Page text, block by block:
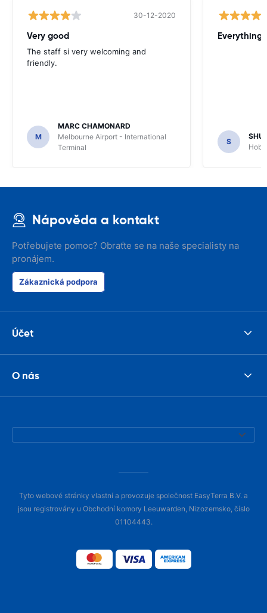
30-12-2020
Very good
The staff si very welcoming and
friendly.
M
MARC CHAMONARD
Melbourne Airport - International
Terminal
Everything
S
Nápověda a kontakt
Potřebujete pomoc? Obraťte se na naše specialisty na
pronájem.
Zákaznická podpora
Účet
O nás
Tyto webové stránky vlastní a provozuje společnost EasyTerra B.V. a
jsou registrovány u Obchodní komory Leeuwarden, Nizozemsko, číslo
01104443.